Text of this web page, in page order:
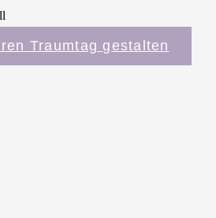
Traumtag gestalten